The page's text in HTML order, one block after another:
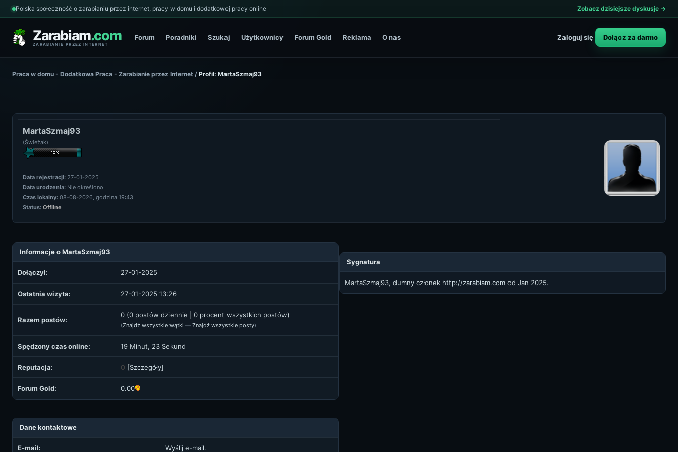
Polska społeczność o zarabianiu przez internet, pracy w domu i dodatkowej pracy online Zobacz dzisiejsze dyskusje →
Zarabiam.com
ZARABIANIE PRZEZ INTERNET
Forum Poradniki Szukaj Użytkownicy Forum Gold Reklama O nas Zaloguj się Dołącz za darmo
Praca w domu - Dodatkowa Praca - Zarabianie przez Internet / Profil: MartaSzmaj93
MartaSzmaj93
(Świeżak)
Data rejestracji: 27-01-2025
Data urodzenia: Nie określono
Czas lokalny: 08-08-2026, godzina 19:43
Status: Offline
Informacje o MartaSzmaj93
Dołączył: 27-01-2025
Ostatnia wizyta: 27-01-2025 13:26
Razem postów:
0 (0 postów dziennie | 0 procent wszystkich postów)
(Znajdź wszystkie wątki — Znajdź wszystkie posty)
Spędzony czas online: 19 Minut, 23 Sekund
Reputacja: 0 [Szczegóły]
Forum Gold: 0.00
Dane kontaktowe
E-mail: Wyślij e-mail.
Sygnatura
MartaSzmaj93, dumny członek http://zarabiam.com od Jan 2025.